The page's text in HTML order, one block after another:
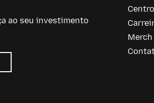
ao seu investimento